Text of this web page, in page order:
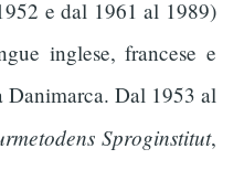
e dal 1961 al 1989)
inglese, francese e
Dal 1953 al
Sproginstitut,